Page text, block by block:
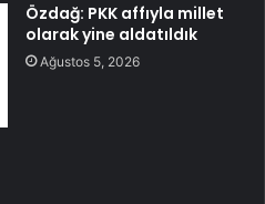
Özdağ: PKK affıyla millet
olarak yine aldatıldık
Ağustos 5, 2026